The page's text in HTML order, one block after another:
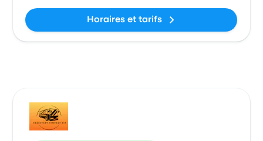
Horaires et tarifs